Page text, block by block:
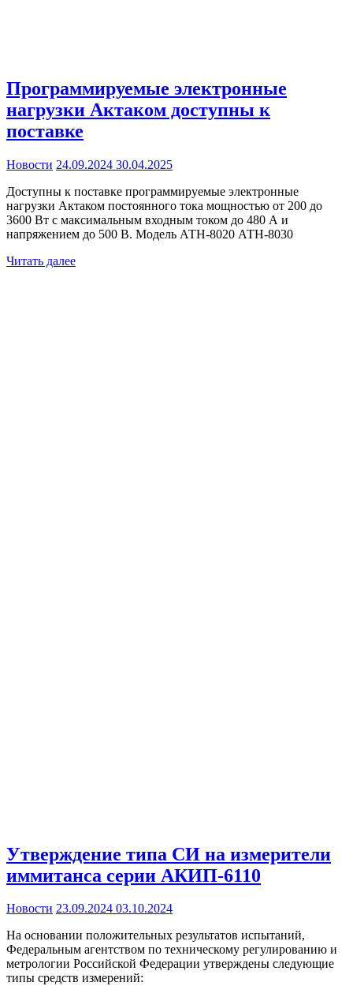
Программируемые электронные
нагрузки Актаком доступны к
поставке
Новости 24.09.2024 30.04.2025
Доступны к поставке программируемые электронные
нагрузки Актаком постоянного тока мощностью от 200 до
3600 Вт c максимальным входным током до 480 А и
напряжением до 500 В. Модель АТН-8020 АТН-8030
Читать далее
Утверждение типа СИ на измерители
иммитанса серии АКИП-6110
Новости 23.09.2024 03.10.2024
На основании положительных результатов испытаний,
Федеральным агентством по техническому регулированию и
метрологии Российской Федерации утверждены следующие
типы средств измерений: